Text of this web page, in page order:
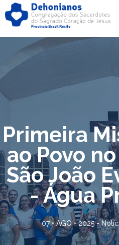
Primeira
ao Povo
São João
- Água
07 • AGO • 2025 -